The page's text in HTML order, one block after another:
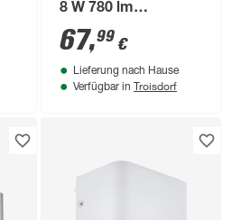
8 W 780 lm
neutralweiß 60 x 3,6
x 10,3 cm
67,99 €
Lieferung nach Hause
Verfügbar in Troisdorf